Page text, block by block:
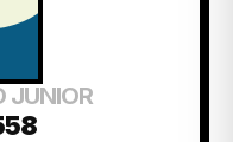
JUNIOR